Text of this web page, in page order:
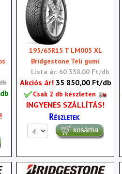
195/65R15 T LM005 XL
Bridgestone Téli gumi
Lista ár: 60 338,00 Ft/db
Akciós ár! 35 850,00 Ft/db
Csak 2 db készleten
INGYENES SZÁLLÍTÁS!